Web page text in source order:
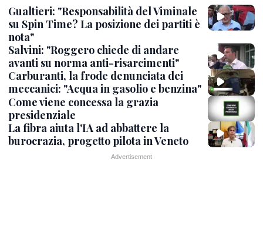
Gualtieri: "Responsabilità del Viminale
su Spin Time? La posizione dei partiti è
nota"
Salvini: "Roggero chiede di andare
avanti su norma anti-risarcimenti"
Carburanti, la frode denunciata dei
meccanici: "Acqua in gasolio e benzina"
Come viene concessa la grazia
presidenziale
La fibra aiuta l'IA ad abbattere la
burocrazia, progetto pilota in Veneto